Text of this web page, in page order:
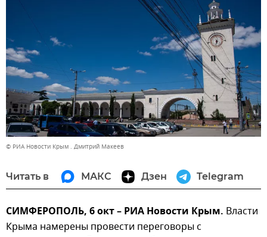
© РИА Новости Крым . Дмитрий Макеев
Читать в МАКС Дзен Telegram
СИМФЕРОПОЛЬ, 6 окт – РИА Новости Крым. Власти
Крыма намерены провести переговоры с